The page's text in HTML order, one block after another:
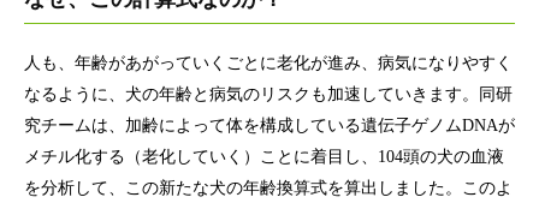
人も、年齢があがっていくごとに老化が進み、病気になりやすく
なるように、犬の年齢と病気のリスクも加速していきます。同研
究チームは、加齢によって体を構成している遺伝子ゲノムDNAが
メチル化する（老化していく）ことに着目し、104頭の犬の血液
を分析して、この新たな犬の年齢換算式を算出しました。このよ